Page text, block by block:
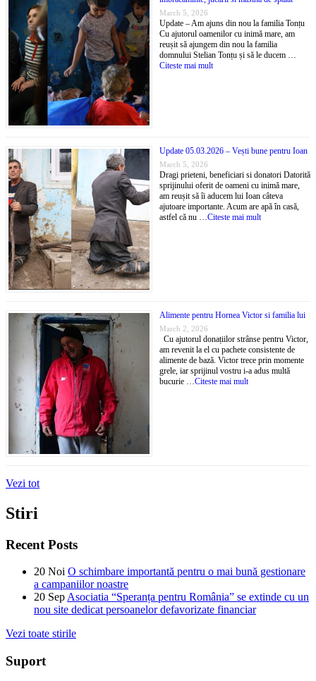
March 5, 2026
Update – Am ajuns din nou la familia Tonțu
Cu ajutorul oamenilor cu inimă mare, am
reușit să ajungem din nou la familia
domnului Stelian Tonțu și să le ducem …
Citeste mai mult
Update 05.03.2026 – Vești bune pentru Ioan
March 5, 2026
Dragi prieteni, beneficiari si donatori Datorită
sprijinului oferit de oameni cu inimă mare,
am reușit să îi aducem lui Ioan câteva
ajutoare importante. Acum are apă în casă,
astfel că nu …Citeste mai mult
Alimente pentru Hornea Victor si familia lui
March 2, 2026
Cu ajutorul donațiilor strânse pentru Victor,
am revenit la el cu pachete consistente de
alimente de bază. Victor trece prin momente
grele, iar sprijinul vostru i-a adus multă
bucurie …Citeste mai mult
Vezi tot
Stiri
Recent Posts
20 Noi O schimbare importantă pentru o mai bună gestionare
a campaniilor noastre
20 Sep Asociatia “Speranța pentru România” se extinde cu un
nou site dedicat persoanelor defavorizate financiar
Vezi toate stirile
Suport